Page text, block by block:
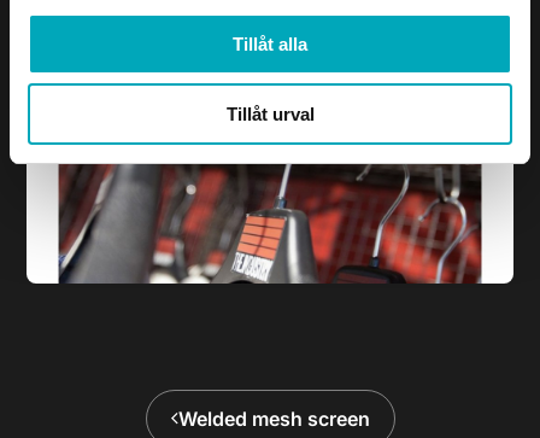
Tillåt alla
Tillåt urval
Welded mesh screen